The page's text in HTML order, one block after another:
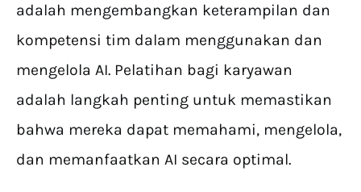
adalah mengembangkan keterampilan dan
kompetensi tim dalam menggunakan dan
mengelola AI. Pelatihan bagi karyawan
adalah langkah penting untuk memastikan
bahwa mereka dapat memahami, mengelola,
dan memanfaatkan AI secara optimal.